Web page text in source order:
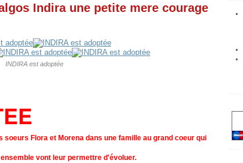
Indira une petite mere courage
INDIRA est adoptée
Flora et Morena dans une famille au grand coeur qui
vont leur permettre d'évoluer.